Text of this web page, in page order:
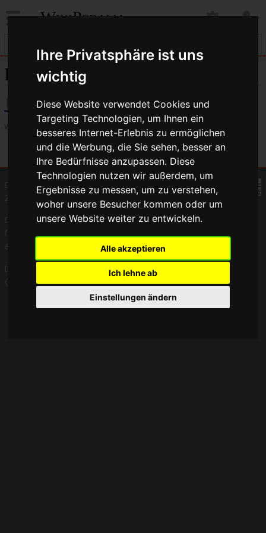
Ihre Privatsphäre ist uns
wichtig
Diese Website verwendet Cookies und
Targeting Technologien, um Ihnen ein
besseres Internet-Erlebnis zu ermöglichen
und die Werbung, die Sie sehen, besser an
Ihre Bedürfnisse anzupassen. Diese
Technologien nutzen wir außerdem, um
Ergebnisse zu messen, um zu verstehen,
woher unsere Besucher kommen oder um
unsere Website weiter zu entwickeln.
Alle akzeptieren
Ich lehne ab
Einstellungen ändern
WikiPedalia
Barcon
Weiterleitung
Weiterleitung nach:
Barcons ®
Diese Seite wurde zuletzt am 17. Oktober
2008 um 07:47 Uhr bearbeitet.
Der Inhalt ist verfügbar unter der LizenzGNU-Lizenz für
freie Dokumentation 1.3 oder höher
angegeben.
Datenschutz
Über WikiPedalia
Impressum
⧼Cookie-Einstelungen anpassen⧽
Mobile Ansicht